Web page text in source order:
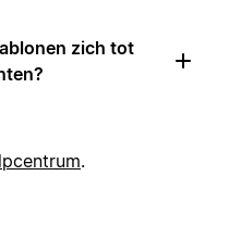
zich tot
.